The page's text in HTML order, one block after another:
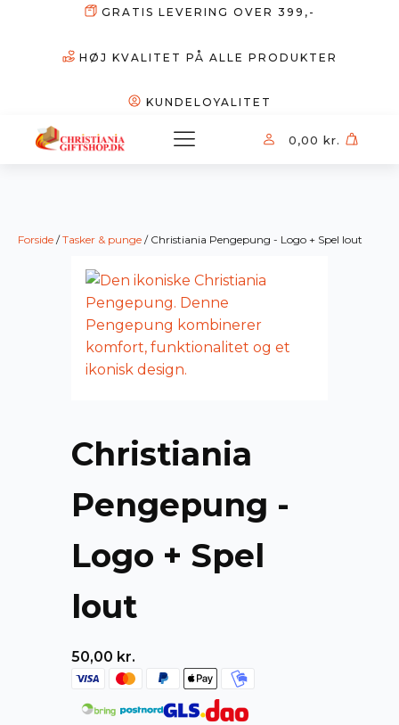
GRATIS LEVERING OVER 399,-
HØJ KVALITET PÅ ALLE PRODUKTER
KUNDELOYALITET
0,00 kr.
Forside /Tasker & punge / Christiania Pengepung - Logo + Spel lout
Christiania
Pengepung -
Logo + Spel
lout
50,00 kr.